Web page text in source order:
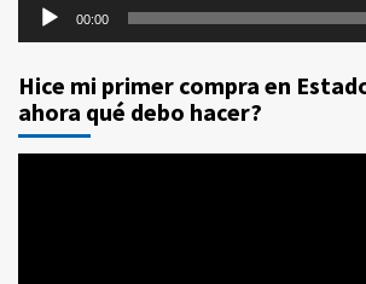
00:00
Hice mi primer compra en
ahora qué debo hacer?